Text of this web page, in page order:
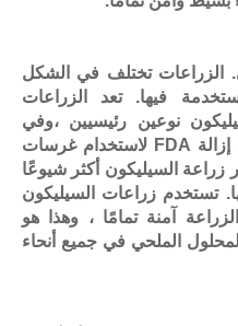
الزراعات تختلف في الشكل
فيها. تعد الزراعات
نوعين رئيسيين ،وفي
كليهما بعض المزايا والعيوب. بعد إزالة FDA لاستخدام غرسات
زراعة السيليكون أكثر شيوعًا
تستخدم زراعات السيليكون
آمنة تمامًا ، وهذا هو
الملحي في جميع أنحاء